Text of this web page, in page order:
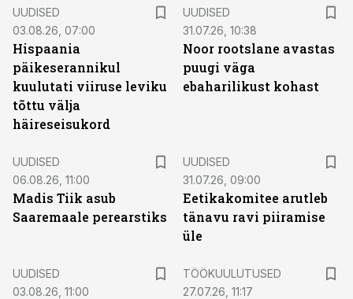
UUDISED
03.08.26, 07:00
Hispaania
päikeserannikul
kuulutati viiruse leviku
tõttu välja
häireseisukord
UUDISED
31.07.26, 10:38
Noor rootslane avastas
puugi väga
ebaharilikust kohast
UUDISED
06.08.26, 11:00
Madis Tiik asub
Saaremaale perearstiks
UUDISED
31.07.26, 09:00
Eetikakomitee arutleb
tänavu ravi piiramise
üle
UUDISED
03.08.26, 11:00
TÖÖKUULUTUSED
27.07.26, 11:17